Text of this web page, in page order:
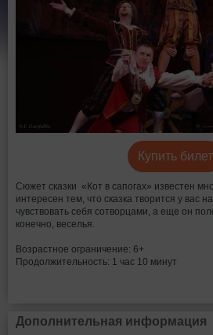
Купить билет
Сюжет сказки «Кот в сапогах» известен
интересен тем, что сказка творится у вас
чувствовать себя сотворцами, а еще он
конечно, веселья.
Возрастное ограничение: 6+
Продолжительность: 1 час 10 минут
Дополнительная информация